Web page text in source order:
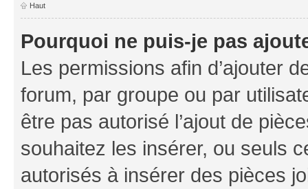
Haut
Pourquoi ne puis-je pas
Les permissions afin d’ajouter
forum, par groupe ou par
être pas autorisé l’ajout de
souhaitez les insérer, ou seuls
autorisés à insérer des pièces